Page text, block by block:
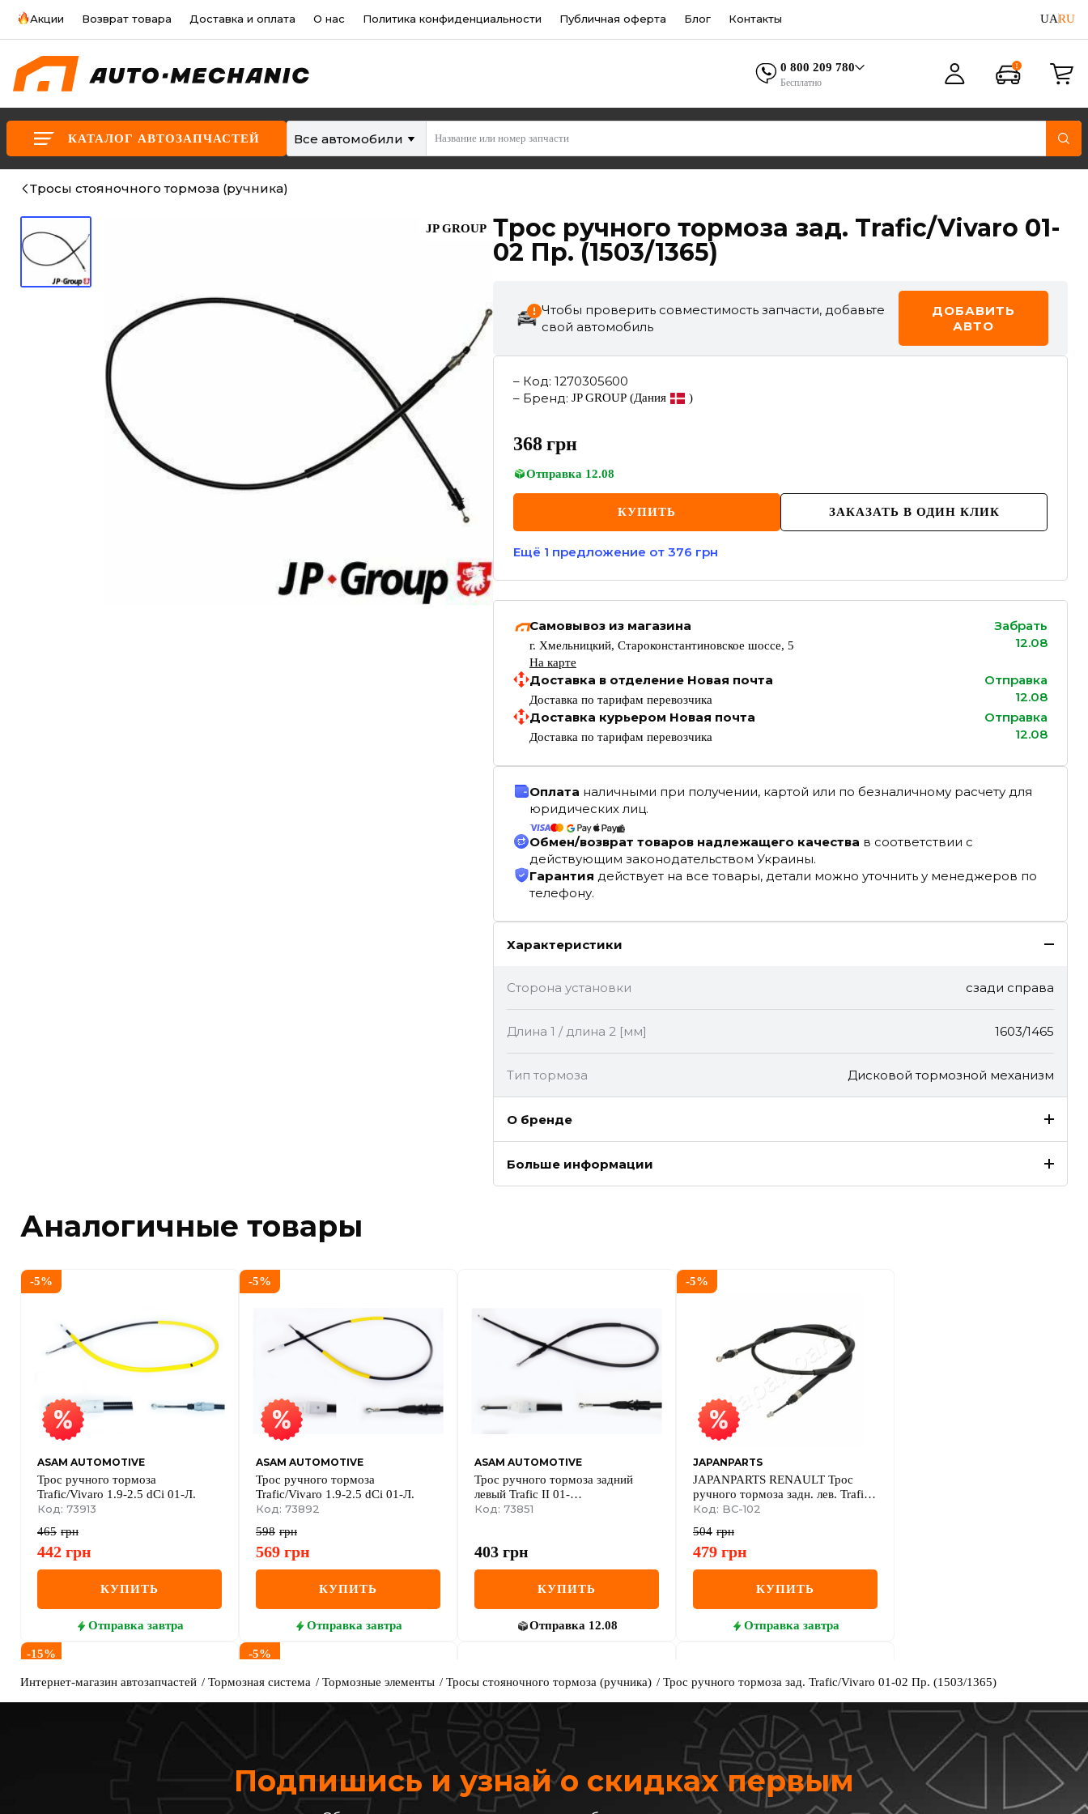
Акции Возврат товара Доставка и оплата О нас Политика конфиденциальности Публичная оферта Блог Контакты UARU
0 800 209 780
Бесплатно
КАТАЛОГ АВТОЗАПЧАСТЕЙ Все автомобили
Тросы стояночного тормоза (ручника)
JP GROUP Трос ручного тормоза зад. Trafic/Vivaro 01-
02 Пр. (1503/1365)
Чтобы проверить совместимость запчасти, добавьте
свой автомобиль
ДОБАВИТЬ
АВТО
– Код: 1270305600
– Бренд: JP GROUP (Дания )
368грн
Отправка 12.08
КУПИТЬ ЗАКАЗАТЬ В ОДИН КЛИК
Ещё 1 предложение от 376 грн
Самовывоз из магазина
г. Хмельницкий, Староконстантиновское шоссе, 5
На карте
Забрать
12.08
Доставка в отделение Новая почта
Доставка по тарифам перевозчика
Отправка
12.08
Доставка курьером Новая почта
Доставка по тарифам перевозчика
Отправка
12.08
Оплата наличными при получении, картой или по безналичному расчету для
юридических лиц.
Обмен/возврат товаров надлежащего качества в соответствии с
действующим законодательством Украины.
Гарантия действует на все товары, детали можно уточнить у менеджеров по
телефону.
Характеристики
Сторона установки сзади справа
Длина 1 / длина 2 [мм] 1603/1465
Тип тормоза Дисковой тормозной механизм
О бренде
Больше информации
Аналогичные товары
-5%
ASAM AUTOMOTIVE
Трос ручного тормоза
Trafic/Vivaro 1.9-2.5 dCi 01-Л.
Код: 73913
465 грн
442 грн
КУПИТЬ
Отправка завтра
-5%
ASAM AUTOMOTIVE
Трос ручного тормоза
Trafic/Vivaro 1.9-2.5 dCi 01-Л.
Код: 73892
598 грн
569 грн
КУПИТЬ
Отправка завтра
ASAM AUTOMOTIVE
Трос ручного тормоза задний
левый Trafic II 01-
(1503mm/1365mm) RENAULT
Код: 73851
403 грн
КУПИТЬ
Отправка 12.08
-5%
JAPANPARTS
JAPANPARTS RENAULT Трос
ручного тормоза задн. лев. Trafic
01-
Код: BC-102
504 грн
479 грн
КУПИТЬ
Отправка завтра
-15% -5%
Интернет-магазин автозапчастей Тормозная система Тормозные элементы Тросы стояночного тормоза (ручника) Трос ручного тормоза зад. Trafic/Vivaro 01-02 Пр. (1503/1365)
Подпишись и узнай о скидках первым